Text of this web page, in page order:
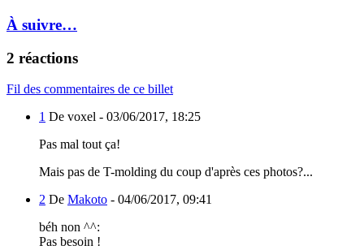
À suivre…
2 réactions
Fil des commentaires de ce billet
1 De voxel - 03/06/2017, 18:25
Pas mal tout ça!
Mais pas de T-molding du coup d'après ces photos?...
2 De Makoto - 04/06/2017, 09:41
béh non ^^:
Pas besoin !